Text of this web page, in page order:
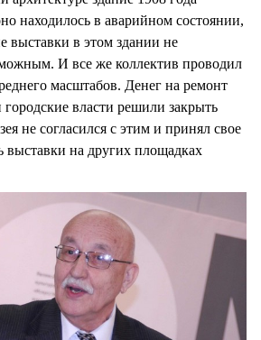
находилось в аварийном состоянии,
выставки в этом здании не
И все же коллектив проводил
масштабов. Денег на ремонт
власти решили закрыть
не согласился с этим и принял свое
выставки на других площадках